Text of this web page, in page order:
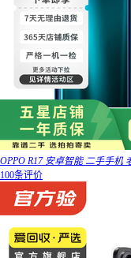
OPPO R17 安卓智能 二手手机
100条评价